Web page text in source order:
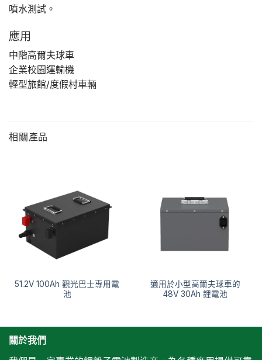
噴水測試。
應用
中階高爾夫球車
企業校園運輸機
輕型旅館/度假村車輛
相關產品
51.2V 100Ah 觀光巴士專用電
池
適用於小型高爾夫球車的
48V 30Ah 鋰電池
關於我們